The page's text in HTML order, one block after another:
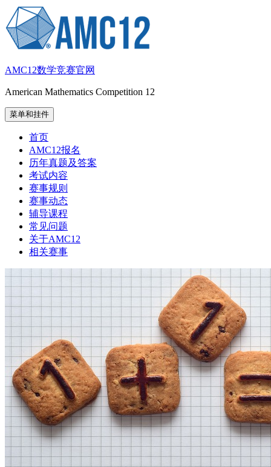
至
内
AMC12数学竞赛官网
American Mathematics Competition 12
菜单和挂件
首页
AMC12报名
历年真题及答案
考试内容
赛事规则
赛事动态
辅导课程
常见问题
关于AMC12
相关赛事